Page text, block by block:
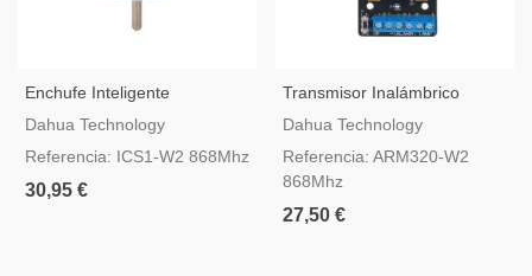
Enchufe Inteligente
Inalámbrico Dahua AirShield
Dahua Technology
Referencia: ICS1-W2 868Mhz
30,95 €
Transmisor Inalámbrico
Dahua AirShield ARM320-W2
Dahua Technology
Referencia: ARM320-W2
868Mhz
27,50 €